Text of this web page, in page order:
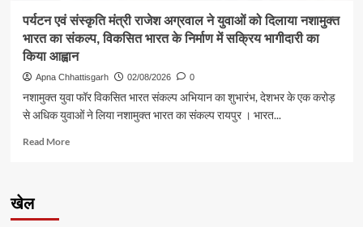
से
राष्ट्रीय
एवं
बाजार
में
हुई
पर्यटन एवं संस्कृति मंत्री राजेश अग्रवाल ने युवाओं को दिलाया नशामुक्त
भारत का संकल्प, विकसित भारत के निर्माण में सक्रिय भागीदारी का
किया आह्वान
Apna Chhattisgarh 02/08/2026 0
नशामुक्त युवा फॉर विकसित भारत संकल्प अभियान का शुभारंभ, देशभर के एक करोड़
से अधिक युवाओं ने लिया नशामुक्त भारत का संकल्प रायपुर । भारत...
Read MoreRead
खेल